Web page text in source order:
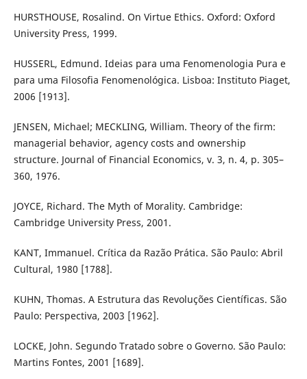
HURSTHOUSE, Rosalind. On Virtue Ethics. Oxford: Oxford
University Press, 1999.
HUSSERL, Edmund. Ideias para uma Fenomenologia Pura e
para uma Filosofia Fenomenológica. Lisboa: Instituto Piaget,
2006 [1913].
JENSEN, Michael; MECKLING, William. Theory of the firm:
managerial behavior, agency costs and ownership
structure. Journal of Financial Economics, v. 3, n. 4, p. 305–
360, 1976.
JOYCE, Richard. The Myth of Morality. Cambridge:
Cambridge University Press, 2001.
KANT, Immanuel. Crítica da Razão Prática. São Paulo: Abril
Cultural, 1980 [1788].
KUHN, Thomas. A Estrutura das Revoluções Científicas. São
Paulo: Perspectiva, 2003 [1962].
LOCKE, John. Segundo Tratado sobre o Governo. São Paulo:
Martins Fontes, 2001 [1689].